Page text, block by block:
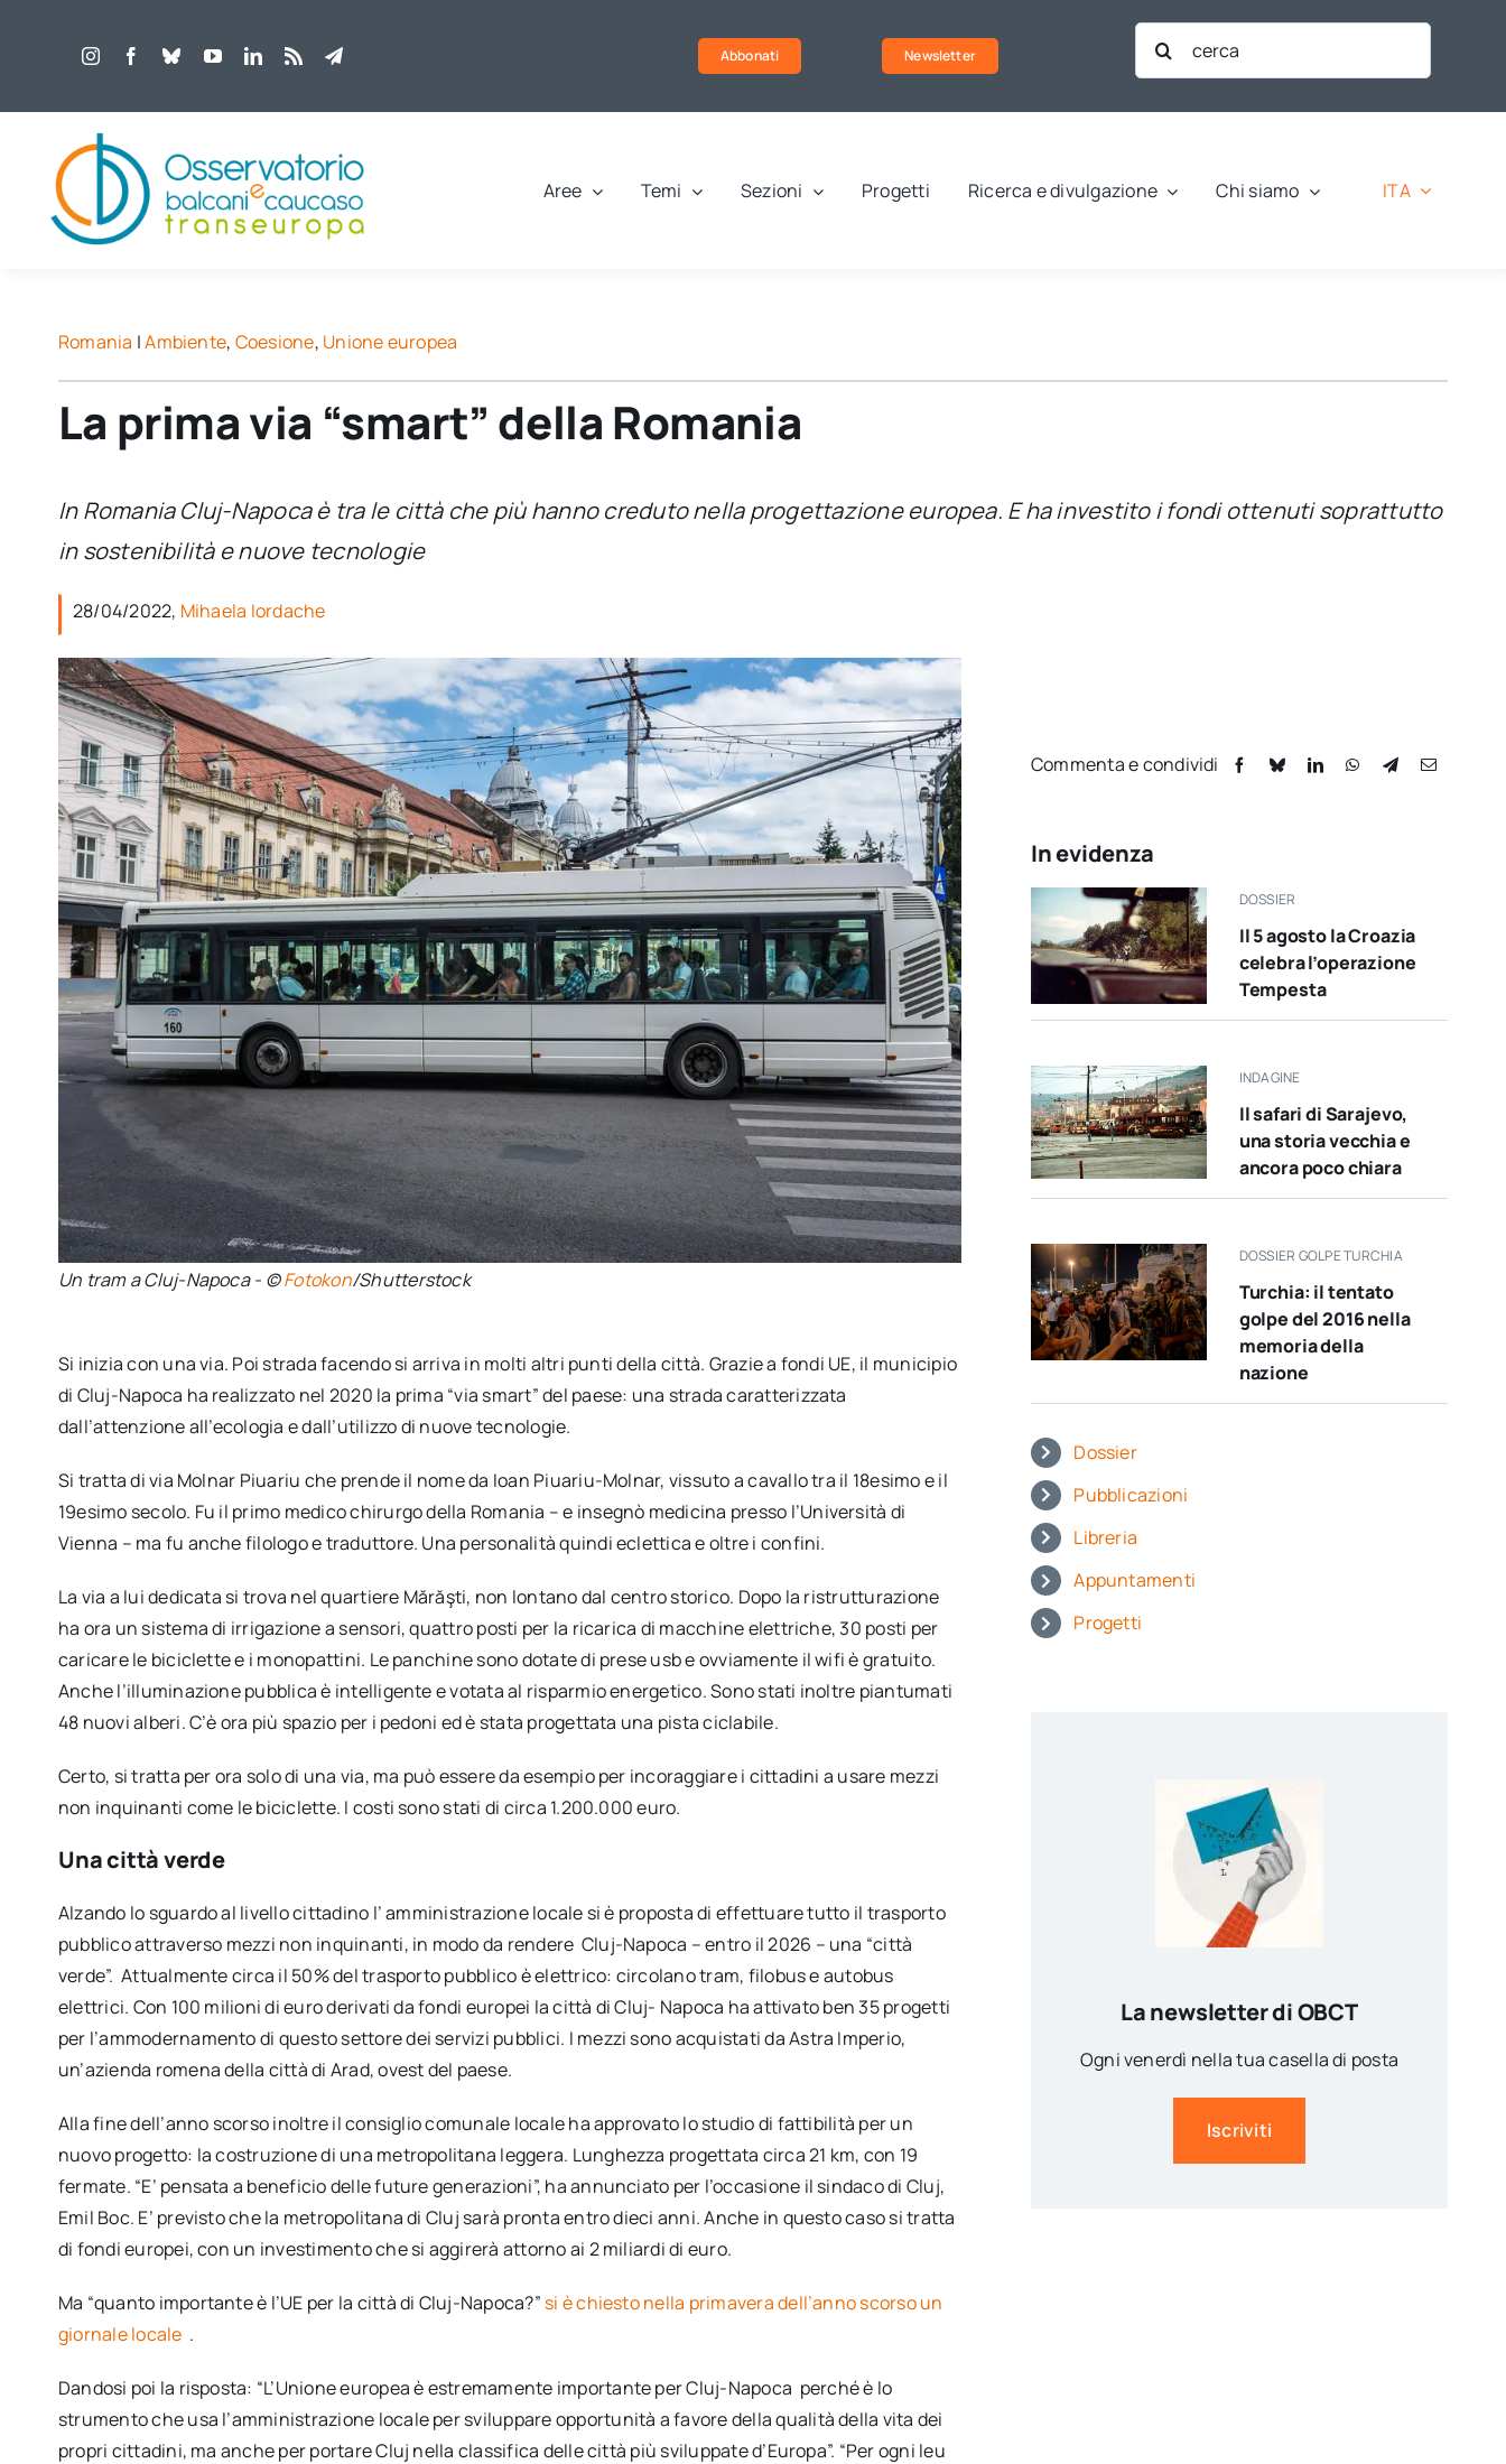
Abbonati Newsletter
Cerca
per:
Aree Temi Sezioni Progetti Ricerca e divulgazione Chi siamo ITA
Romania |Ambiente, Coesione, Unione europea
La prima via “smart” della Romania
In Romania Cluj-Napoca è tra le città che più hanno creduto nella progettazione europea. E ha investito i fondi ottenuti soprattutto
in sostenibilità e nuove tecnologie
28/04/2022, Mihaela Iordache
Un tram a Cluj-Napoca - ©Fotokon/Shutterstock
Si inizia con una via. Poi strada facendo si arriva in molti altri punti della città. Grazie a fondi UE, il municipio
di Cluj-Napoca ha realizzato nel 2020 la prima “via smart” del paese: una strada caratterizzata
dall’attenzione all’ecologia e dall’utilizzo di nuove tecnologie.
Si tratta di via Molnar Piuariu che prende il nome da Ioan Piuariu-Molnar, vissuto a cavallo tra il 18esimo e il
19esimo secolo. Fu il primo medico chirurgo della Romania – e insegnò medicina presso l’Università di
Vienna – ma fu anche filologo e traduttore. Una personalità quindi eclettica e oltre i confini.
La via a lui dedicata si trova nel quartiere Mărăşti, non lontano dal centro storico. Dopo la ristrutturazione
ha ora un sistema di irrigazione a sensori, quattro posti per la ricarica di macchine elettriche, 30 posti per
caricare le biciclette e i monopattini. Le panchine sono dotate di prese usb e ovviamente il wifi è gratuito.
Anche l’illuminazione pubblica è intelligente e votata al risparmio energetico. Sono stati inoltre piantumati
48 nuovi alberi. C’è ora più spazio per i pedoni ed è stata progettata una pista ciclabile.
Certo, si tratta per ora solo di una via, ma può essere da esempio per incoraggiare i cittadini a usare mezzi
non inquinanti come le biciclette. I costi sono stati di circa 1.200.000 euro.
Una città verde
Alzando lo sguardo al livello cittadino l’ amministrazione locale si è proposta di effettuare tutto il trasporto
pubblico attraverso mezzi non inquinanti, in modo da rendere Cluj-Napoca – entro il 2026 – una “città
verde”. Attualmente circa il 50% del trasporto pubblico è elettrico: circolano tram, filobus e autobus
elettrici. Con 100 milioni di euro derivati da fondi europei la città di Cluj- Napoca ha attivato ben 35 progetti
per l’ammodernamento di questo settore dei servizi pubblici. I mezzi sono acquistati da Astra Imperio,
un’azienda romena della città di Arad, ovest del paese.
Alla fine dell’anno scorso inoltre il consiglio comunale locale ha approvato lo studio di fattibilità per un
nuovo progetto: la costruzione di una metropolitana leggera. Lunghezza progettata circa 21 km, con 19
fermate. “E’ pensata a beneficio delle future generazioni”, ha annunciato per l’occasione il sindaco di Cluj,
Emil Boc. E’ previsto che la metropolitana di Cluj sarà pronta entro dieci anni. Anche in questo caso si tratta
di fondi europei, con un investimento che si aggirerà attorno ai 2 miliardi di euro.
Ma “quanto importante è l’UE per la città di Cluj-Napoca?” si è chiesto nella primavera dell’anno scorso un
giornale locale .
Dandosi poi la risposta: “L’Unione europea è estremamente importante per Cluj-Napoca perché è lo
strumento che usa l’amministrazione locale per sviluppare opportunità a favore della qualità della vita dei
propri cittadini, ma anche per portare Cluj nella classifica delle città più sviluppate d’Europa”. “Per ogni leu
Commenta e condividi
In evidenza
DOSSIER
Il 5 agosto la Croazia
celebra l’operazione
Tempesta
INDAGINE
Il safari di Sarajevo,
una storia vecchia e
ancora poco chiara
DOSSIER GOLPE TURCHIA
Turchia: il tentato
golpe del 2016 nella
memoria della
nazione
Dossier
Pubblicazioni
Libreria
Appuntamenti
Progetti
La newsletter di OBCT
Ogni venerdì nella tua casella di posta
Iscriviti